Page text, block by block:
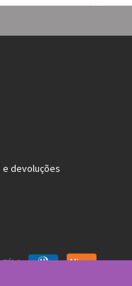
devoluções